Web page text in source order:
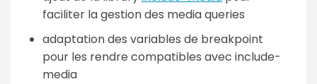
faciliter la gestion des media queries
adaptation des variables de breakpoint
pour les rendre compatibles avec include-
media